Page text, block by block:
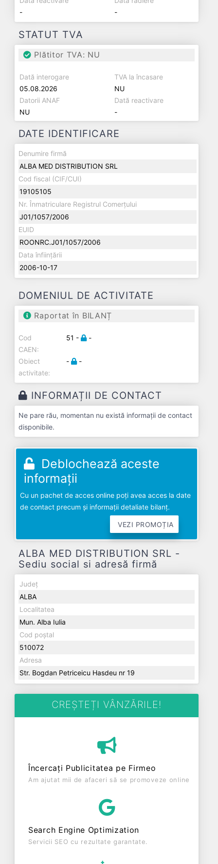
-
-
STATUT TVA
Plătitor TVA: NU
Dată interogare
05.08.2026
TVA la încasare
NU
Datorii ANAF
NU
Dată reactivare
-
DATE IDENTIFICARE
Denumire firmă
ALBA MED DISTRIBUTION SRL
Cod fiscal (CIF/CUI)
19105105
Nr. Înmatriculare Registrul Comerțului
J01/1057/2006
EUID
ROONRC.J01/1057/2006
Data înființării
2006-10-17
DOMENIUL DE ACTIVITATE
Raportat în BILANȚ
Cod
CAEN:
51 - -
Obiect
activitate:
- -
INFORMAȚII DE CONTACT
Ne pare rău, momentan nu există informații de contact
disponibile.
Deblochează aceste
informații
Cu un pachet de acces online poți avea acces la date
de contact precum și informații detaliate bilanț.
VEZI PROMOȚIA
ALBA MED DISTRIBUTION SRL -
Sediu social si adresă firmă
Județ
ALBA
Localitatea
Mun. Alba Iulia
Cod poștal
510072
Adresa
Str. Bogdan Petriceicu Hasdeu nr 19
CREȘTEȚI VÂNZĂRILE!
Încercați Publicitatea pe Firmeo
Am ajutat mii de afaceri să se promoveze online
Search Engine Optimization
Servicii SEO cu rezultate garantate.